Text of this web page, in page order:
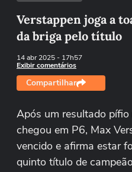
Verstappen joga a
da briga pelo título
14 abr 2025- 17h57
Exibir comentários
Compartilhar
Após um resultado
chegou em P6, Max
vencido e afirma estar
quinto título de